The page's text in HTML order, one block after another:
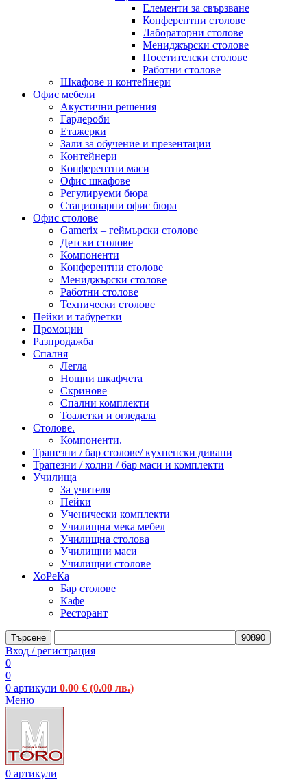
Елементи за свързване
Конферентни столове
Лабораторни столове
Мениджърски столове
Посетителски столове
Работни столове
Шкафове и контейнери
Офис мебели
Акустични решения
Гардероби
Етажерки
Зали за обучение и презентации
Контейнери
Конферентни маси
Офис шкафове
Регулируеми бюра
Стационарни офис бюра
Офис столове
Gamerix – геймърски столове
Детски столове
Компоненти
Конферентни столове
Мениджърски столове
Работни столове
Технически столове
Пейки и табуретки
Промоции
Разпродажба
Спалня
Легла
Нощни шкафчета
Скринове
Спални комплекти
Тоалетки и огледала
Столове.
Компоненти.
Трапезни / бар столове/ кухненски дивани
Трапезни / холни / бар маси и комплекти
Училища
За учителя
Пейки
Ученически комплекти
Училищна мека мебел
Училищна столова
Училищни маси
Училищни столове
ХоРеКа
Бар столове
Кафе
Ресторант
Търсене
Вход / регистрация
0
0
0 артикули 0.00 € (0.00 лв.)
Меню
0 артикули